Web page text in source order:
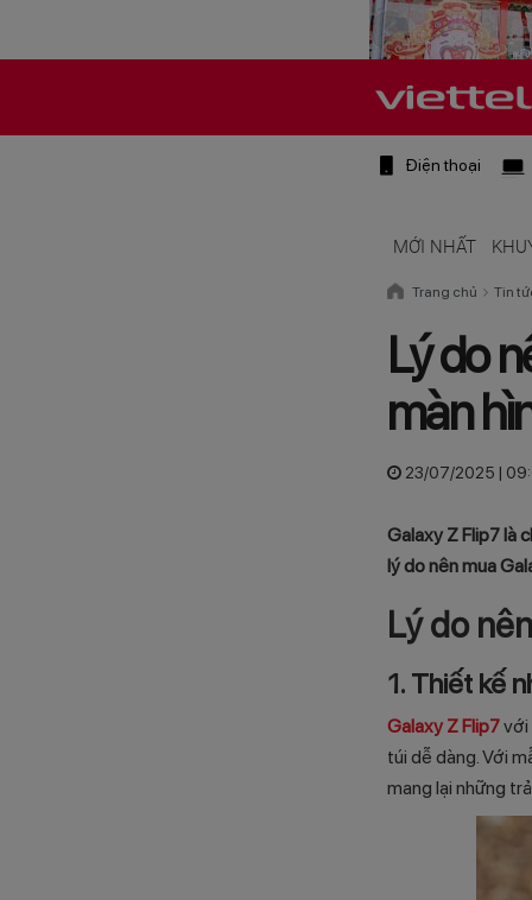
Điện thoại
MỚI NHẤT
Trang chủ Tin
Lý do
màn
23/07/2025 |
Galaxy Z Flip7 là
lý do nên mua
Lý do
1. Thiết kế
Galaxy Z Flip7với
túi dễ dàng. Với
mang lại những